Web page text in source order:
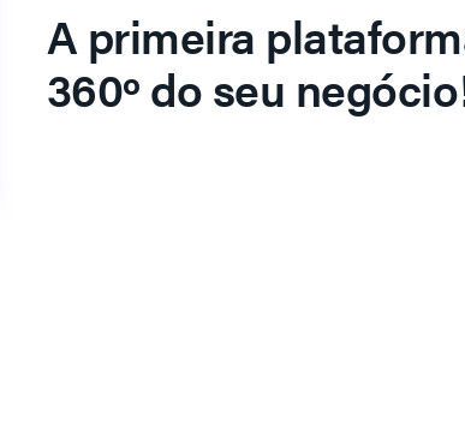
A primeira
360º do seu